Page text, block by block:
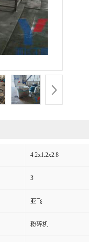
4.2x1.2x2.8
3
亚飞
粉碎机